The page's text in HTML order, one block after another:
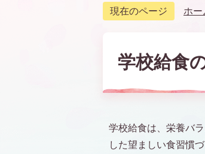
現在のページ ホー
学校給食
学校給食は、栄養バ
した望ましい食習慣